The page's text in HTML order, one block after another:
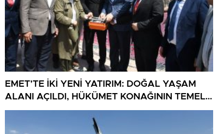
EMET’TE İKİ YENİ YATIRIM: DOĞAL YAŞAM
ALANI AÇILDI, HÜKÜMET KONAĞININ TEMELİ
ATILDI